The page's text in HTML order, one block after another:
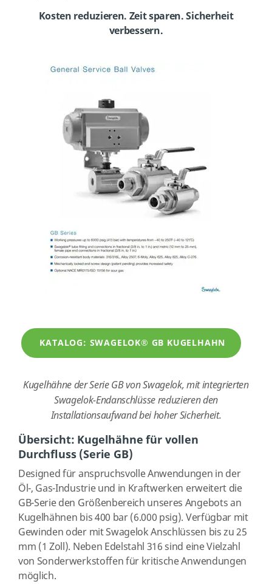
Kosten reduzieren. Zeit sparen. Sicherheit
verbessern.
KATALOG: SWAGELOK® GB KUGELHAHN
Kugelhähne der Serie GB von Swagelok, mit integrierten
Swagelok-Endanschlüsse reduzieren den
Installationsaufwand bei hoher Sicherheit.
Übersicht: Kugelhähne für vollen
Durchfluss (Serie GB)
Designed für anspruchsvolle Anwendungen in der
Öl-, Gas-Industrie und in Kraftwerken erweitert die
GB-Serie den Größenbereich unseres Angebots an
Kugelhähnen bis 400 bar (6.000 psig). Verfügbar mit
Gewinden oder mit Swagelok Anschlüssen bis zu 25
mm (1 Zoll). Neben Edelstahl 316 sind eine Vielzahl
von Sonderwerkstoffen für kritische Anwendungen
möglich.